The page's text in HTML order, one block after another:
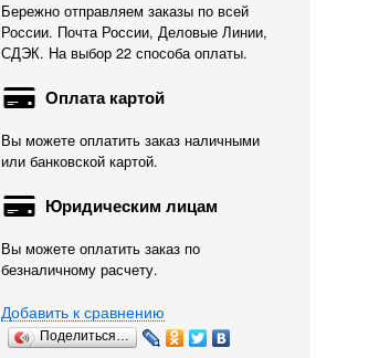
Бережно отправляем заказы по всей
России. Почта России, Деловые Линии,
СДЭК. На выбор 22 способа оплаты.
Оплата картой
Вы можете оплатить заказ наличными
или банковской картой.
Юридическим лицам
Вы можете оплатить заказ по
безналичному расчету.
Добавить к сравнению
Поделиться…